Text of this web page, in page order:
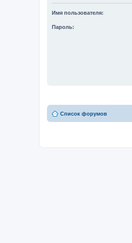
Имя пользователя:
Пароль:
Список форумов